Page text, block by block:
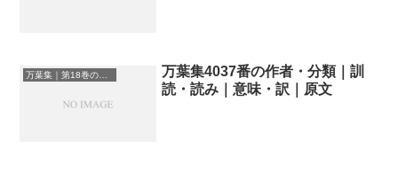
万葉集｜第18巻の和歌一覧
万葉集4037番の作者・分類｜訓
読・読み｜意味・訳｜原文